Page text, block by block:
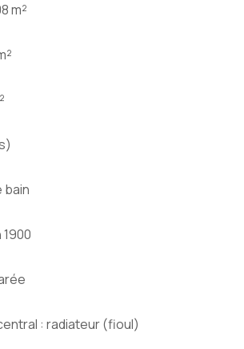
même le dimanche pour
et expertise gratuite remise
m²
bain
: radiateur (fioul)